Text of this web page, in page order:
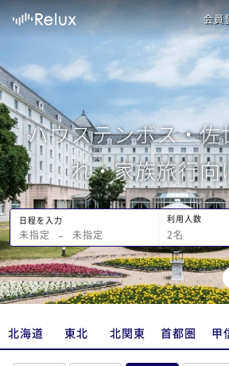
会員
ハウステンボス・佐
れ・家族旅行向
日程を入力
未指定 − 未指定
利用人数
2名
北海道 東北 北関東 首都圏 甲